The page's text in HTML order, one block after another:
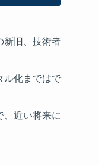
新旧、技術者
ル化まではで
、近い将来に